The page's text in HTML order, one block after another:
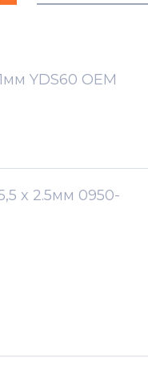
1722
YDS60 OEM
x 2.5мм 0950-